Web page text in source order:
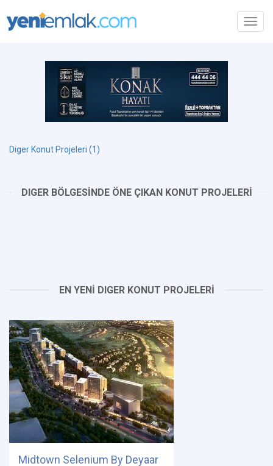
Diger Konut Projeleri (1)
DIGER BÖLGESİNDE ÖNE ÇIKAN KONUT PROJELERİ
EN YENİ DIGER KONUT PROJELERİ
Midtown Selenium By Deyaar